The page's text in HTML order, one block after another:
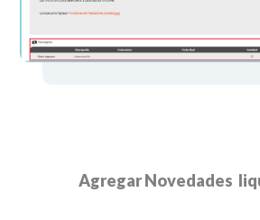
Agregar Novedades